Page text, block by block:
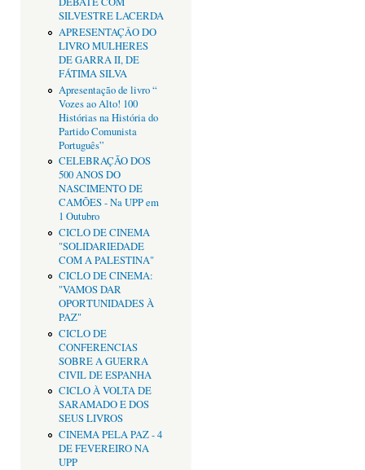
SILVESTRE LACERDA
APRESENTAÇÂO DO
LIVRO MULHERES
DE GARRA II, DE
FÁTIMA SILVA
Apresentação de livro “
Vozes ao Alto! 100
Histórias na História do
Partido Comunista
Português”
CELEBRAÇÃO DOS
500 ANOS DO
NASCIMENTO DE
CAMÕES - Na UPP em
1 Outubro
CICLO DE CINEMA
"SOLIDARIEDADE
COM A PALESTINA"
CICLO DE CINEMA:
"VAMOS DAR
OPORTUNIDADES À
PAZ"
CICLO DE
CONFERENCIAS
SOBRE A GUERRA
CIVIL DE ESPANHA
CICLO À VOLTA DE
SARAMADO E DOS
SEUS LIVROS
CINEMA PELA PAZ - 4
DE FEVEREIRO NA
UPP